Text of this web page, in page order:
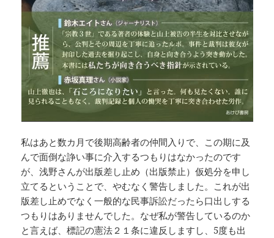
私はあと数カ月で後期高齢者の仲間入りで、この期に及
んで面倒な諍い事に介入するつもりはなかったのです
が、浅野さんが出版差し止め（出版禁止）仮処分を申し
立てるということで、やむなく警告しました。これが出
版差し止めでなく一般的な民事訴訟だったら口出しする
つもりはありませんでした。なぜ私が警告しているのか
と言えば、標記の憲法２１条に違反しますし、5度も出